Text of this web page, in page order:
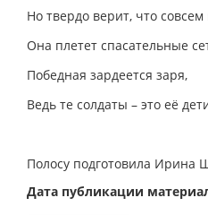
Но твердо верит, что совсем
Она плетет спасательные
Победная зардеется заря,
Ведь те солдаты – это её
Полосу подготовила Ирина
Дата публикации